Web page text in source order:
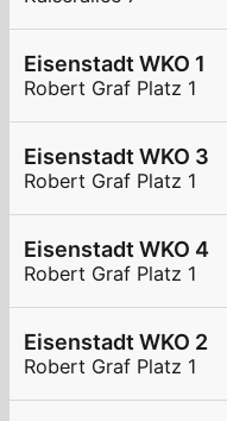
Eisenstadt WKO 1
Robert Graf Platz 1
Eisenstadt WKO 3
Robert Graf Platz 1
Eisenstadt WKO 4
Robert Graf Platz 1
Eisenstadt WKO 2
Robert Graf Platz 1